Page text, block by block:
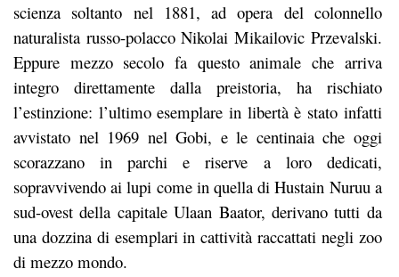
scienza soltanto nel 1881, ad opera del colonnello
naturalista russo-polacco Nikolai Mikailovic Przevalski.
Eppure mezzo secolo fa questo animale che arriva
integro direttamente dalla preistoria, ha rischiato
l’estinzione: l’ultimo esemplare in libertà è stato infatti
avvistato nel 1969 nel Gobi, e le centinaia che oggi
scorazzano in parchi e riserve a loro dedicati,
sopravvivendo ai lupi come in quella di Hustain Nuruu a
sud-ovest della capitale Ulaan Baator, derivano tutti da
una dozzina di esemplari in cattività raccattati negli zoo
di mezzo mondo.